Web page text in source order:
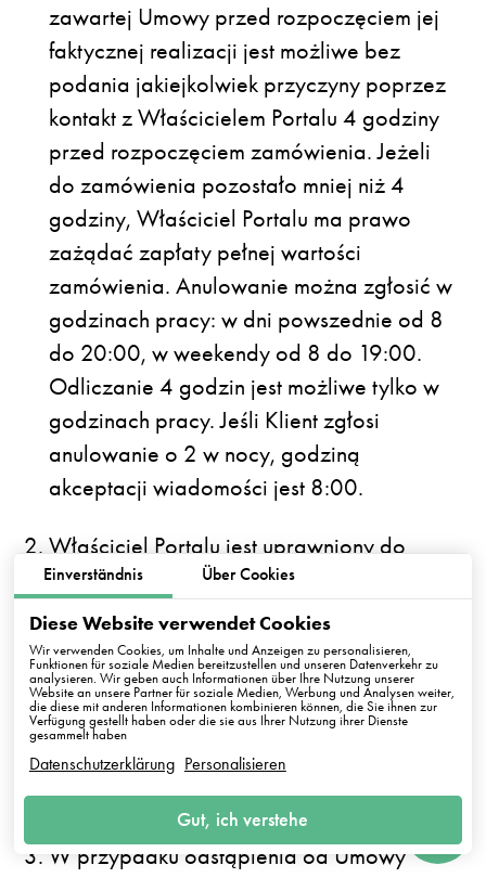
Einverständnis Über Cookies
Diese Website verwendet Cookies
Wir verwenden Cookies, um Inhalte und Anzeigen zu personalisieren,
Funktionen für soziale Medien bereitzustellen und unseren Datenverkehr zu
analysieren. Wir geben auch Informationen über Ihre Nutzung unserer
Website an unsere Partner für soziale Medien, Werbung und Analysen weiter,
die diese mit anderen Informationen kombinieren können, die Sie ihnen zur
Verfügung gestellt haben oder die sie aus Ihrer Nutzung ihrer Dienste
gesammelt haben
Datenschutzerklärung Personalisieren
Gut, ich verstehe
zawartej Umowy przed rozpoczęciem jej
faktycznej realizacji jest możliwe bez
podania jakiejkolwiek przyczyny poprzez
kontakt z Właścicielem Portalu 4 godziny
przed rozpoczęciem zamówienia. Jeżeli
do zamówienia pozostało mniej niż 4
godziny, Właściciel Portalu ma prawo
zażądać zapłaty pełnej wartości
zamówienia. Anulowanie można zgłosić w
godzinach pracy: w dni powszednie od 8
do 20:00, w weekendy od 8 do 19:00.
Odliczanie 4 godzin jest możliwe tylko w
godzinach pracy. Jeśli Klient zgłosi
anulowanie o 2 w nocy, godziną
akceptacji wiadomości jest 8:00.
Właściciel Portalu jest uprawniony do
odstąpienia od Umowy, w przypadku:
zaistnienia siły wyższej
uniemożliwiającej realizację Umowy,
przekazania przez Klienta
nieprawidłowego lub nieosiągalnego
numer telefonu lub adresu wykonania
Usługi.
W przypadku odstąpienia od Umowy